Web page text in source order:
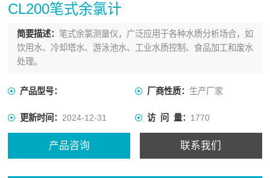
CL200笔式余氯计
简要描述： 笔式余氯测量仪，广泛应用于各种水质分析场合，如
饮用水、冷却塔水、游泳池水、工业水质控制、食品加工和废水
处理。
产品型号： 厂商性质： 生产厂家
更新时间：2024-12-31 访 问 量： 1770
产品咨询 联系我们